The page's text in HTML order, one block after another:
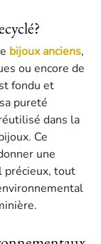
bijoux anciens,
ou encore de
fondu et
pureté
dans la
Ce
une
précieux, tout